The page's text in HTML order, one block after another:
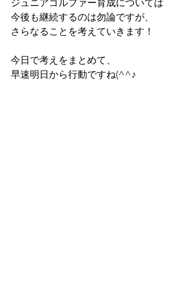
ジュニアゴルファー育成については
今後も継続するのは勿論ですが、
さらなることを考えていきます！
今日で考えをまとめて、
早速明日から行動ですね(^^♪